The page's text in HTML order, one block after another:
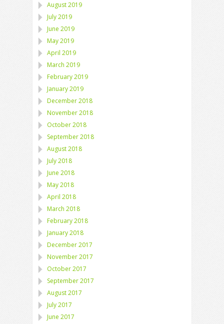
August 2019
July 2019
June 2019
May 2019
April 2019
March 2019
February 2019
January 2019
December 2018
November 2018
October 2018
September 2018
August 2018
July 2018
June 2018
May 2018
April 2018
March 2018
February 2018
January 2018
December 2017
November 2017
October 2017
September 2017
August 2017
July 2017
June 2017